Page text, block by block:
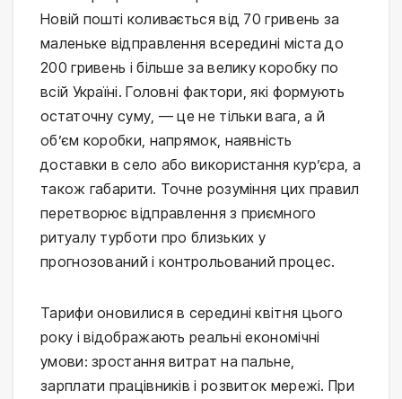
Новій пошті коливається від 70 гривень за
маленьке відправлення всередині міста до
200 гривень і більше за велику коробку по
всій Україні. Головні фактори, які формують
остаточну суму, — це не тільки вага, а й
об’єм коробки, напрямок, наявність
доставки в село або використання кур’єра, а
також габарити. Точне розуміння цих правил
перетворює відправлення з приємного
ритуалу турботи про близьких у
прогнозований і контрольований процес.
Тарифи оновилися в середині квітня цього
року і відображають реальні економічні
умови: зростання витрат на пальне,
зарплати працівників і розвиток мережі. При